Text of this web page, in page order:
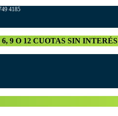
4185
9 O 12 CUOTAS SIN INTERÉS